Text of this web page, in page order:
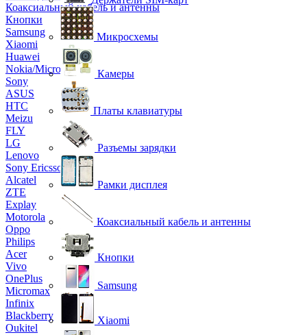
Коаксиальный кабель и антенны
Кнопки
Samsung
Xiaomi
Huawei
Nokia/Microsoft
Sony
ASUS
HTC
Meizu
FLY
LG
Lenovo
Sony Ericsson
Alcatel
ZTE
Explay
Motorola
Oppo
Philips
Acer
Vivo
OnePlus
Micromax
Infinix
Blackberry
Oukitel
Микросхемы
Камеры
Платы клавиатуры
Разъемы зарядки
Рамки дисплея
Коаксиальный кабель и антенны
Кнопки
Samsung
Xiaomi